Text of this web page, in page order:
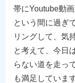
帯にYoutube動
という間に過ぎ
リングして、気
と考えて、今日
らない道を走っ
も満足していま